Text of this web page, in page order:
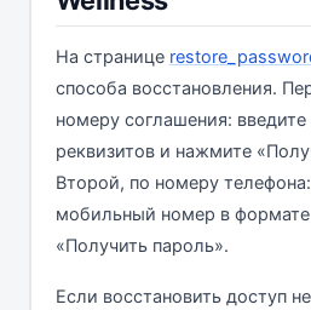
На странице
способа восстановления.
номеру соглашения: введите
реквизитов и нажмите
Второй, по номеру
мобильный номер в
«Получить пароль».
Если восстановить доступ